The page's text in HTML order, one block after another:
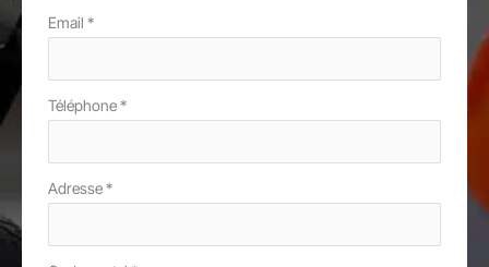
Email *
Téléphone*
Adresse*